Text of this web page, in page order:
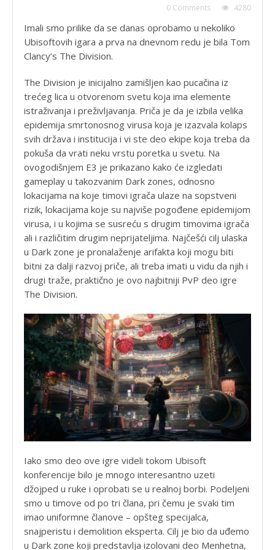
0 Comments
4280
Imali smo prilike da se danas oprobamo u nekoliko
Ubisoftovih igara a prva na dnevnom redu je bila Tom
Clancy’s The Division.
The Division je inicijalno zamišljen kao pucačina iz
trećeg lica u otvorenom svetu koja ima elemente
istraživanja i preživljavanja. Priča je da je izbila velika
epidemija smrtonosnog virusa koja je izazvala kolaps
svih država i institucija i vi ste deo ekipe koja treba da
pokuša da vrati neku vrstu poretka u svetu. Na
ovogodišnjem E3 je prikazano kako će izgledati
gameplay u takozvanim Dark zones, odnosno
lokacijama na koje timovi igrača ulaze na sopstveni
rizik, lokacijama koje su najviše pogođene epidemijom
virusa, i u kojima se susreću s drugim timovima igrača
ali i različitim drugim neprijateljima. Najčešći cilj ulaska
u Dark zone je pronalaženje arifakta koji mogu biti
bitni za dalji razvoj priče, ali treba imati u vidu da njih i
drugi traže, praktično je ovo najbitniji PvP deo igre
The Division.
Iako smo deo ove igre videli tokom Ubisoft
konferencije bilo je mnogo interesantno uzeti
džojped u ruke i oprobati se u realnoj borbi. Podeljeni
smo u timove od po tri člana, pri čemu je svaki tim
imao uniformne članove – opšteg specijalca,
snajperistu i demolition eksperta. Cilj je bio da uđemo
u Dark zone koji predstavlja izolovani deo Menhetna,